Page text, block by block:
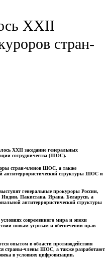
XXII
стран-
XXII заседание генеральных
сотрудничества (ШОС).
стран-членов ШОС, а также
антитеррористической структуры ШОС и
генеральные прокуроры России,
Индии, Пакистана, Ирана, Беларуси, а
антитеррористической структуры
современного мира и эпохи
новым угрозам и обеспечении прав
опытом в области противодействия
страны-члены ШОС, а также разработают
в условиях цифровизации.